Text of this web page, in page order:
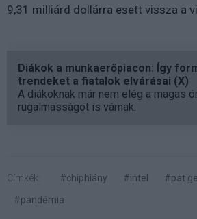
9,31 milliárd dollárra esett vissza a
Diákok a munkaerőpiacon: Így
trendeket a fiatalok elvárásai (X)
A diákoknak már nem elég a magas
rugalmasságot is várnak.
Címkék: #chiphiány #intel #pat
#pandémia